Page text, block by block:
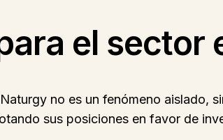
el sector
no es un fenómeno aislado,
sus posiciones en favor de